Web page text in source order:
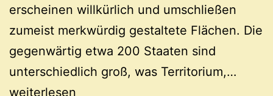
erscheinen willkürlich und umschließen
zumeist merkwürdig gestaltete Flächen. Die
gegenwärtig etwa 200 Staaten sind
unterschiedlich groß, was Territorium,…
weiterlesen